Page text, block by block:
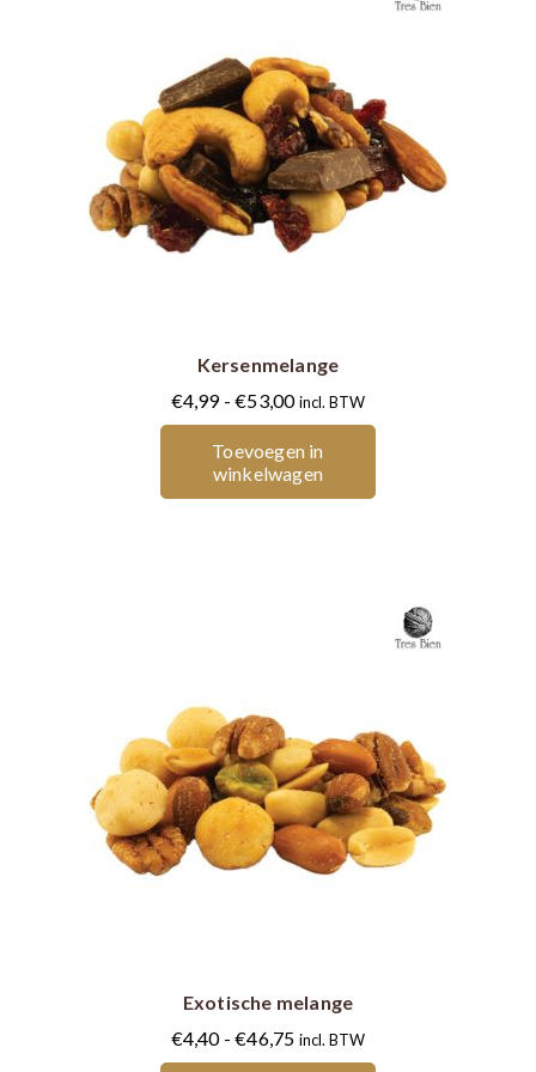
Kersenmelange
€4,99 - €53,00Prijsklasse:
€4,99
tot
€53,00
incl. BTW
Toevoegen in
winkelwagen
Dit
variaties.
Deze
optie
kan
gekozen
Exotische melange
€4,40 - €46,75Prijsklasse:
€4,40
incl. BTW
variaties.
Deze
optie